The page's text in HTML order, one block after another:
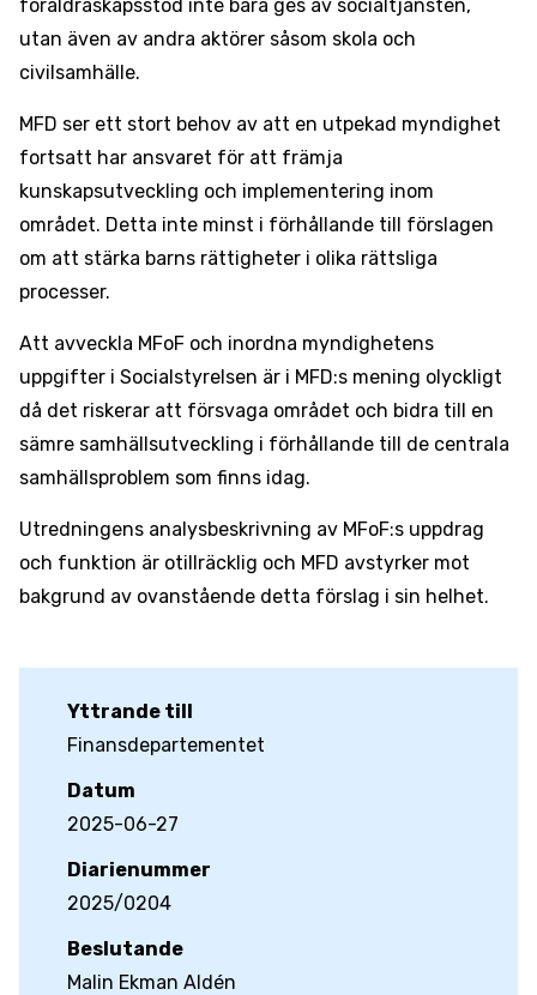
föräldraskapsstöd inte bara ges av socialtjänsten,
utan även av andra aktörer såsom skola och
civilsamhälle.
MFD ser ett stort behov av att en utpekad myndighet
fortsatt har ansvaret för att främja
kunskapsutveckling och implementering inom
området. Detta inte minst i förhållande till förslagen
om att stärka barns rättigheter i olika rättsliga
processer.
Att avveckla MFoF och inordna myndighetens
uppgifter i Socialstyrelsen är i MFD:s mening olyckligt
då det riskerar att försvaga området och bidra till en
sämre samhällsutveckling i förhållande till de centrala
samhällsproblem som finns idag.
Utredningens analysbeskrivning av MFoF:s uppdrag
och funktion är otillräcklig och MFD avstyrker mot
bakgrund av ovanstående detta förslag i sin helhet.
Yttrande till
Finansdepartementet
Datum
2025-06-27
Diarienummer
2025/0204
Beslutande
Malin Ekman Aldén